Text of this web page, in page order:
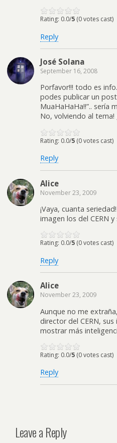
Rating: 0.0/5 (0 votes cast)
Reply
José Solana
September 16, 2008
Porfavor!!! todo es
podes publicar un
MuaHaHaHa!!”.. sería
No, volviendo al tema!
Rating: 0.0/5 (0 votes cast)
Reply
Alice
November 23, 2009
¡Vaya, cuanta
imagen los del CERN
Rating: 0.0/5 (0 votes cast)
Reply
Alice
November 23, 2009
Aunque no me
director del CERN,
mostrar más
Rating: 0.0/5 (0 votes cast)
Reply
Leave a Reply